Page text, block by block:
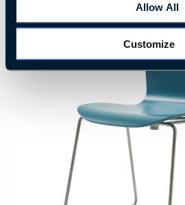
Allow All
Customize